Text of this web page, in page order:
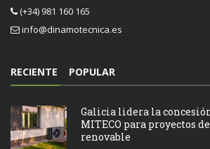
(+34) 981 160 165
info@dinamotecnica.es
RECIENTE POPULAR
Galicia lidera la
MITECO para proyectos
renovable